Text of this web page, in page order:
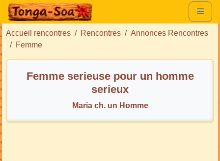
Accueil rencontres Rencontres
Annonces Rencontres
Femme
Femme serieuse pour un homme
serieux
Maria ch. un Homme